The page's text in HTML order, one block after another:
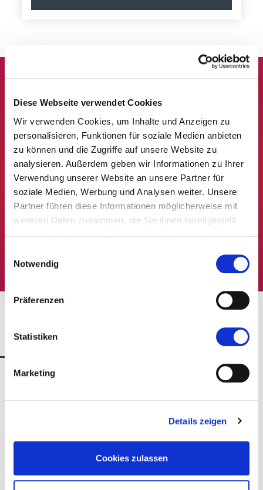
Diese Webseite verwendet Cookies
Wir verwenden Cookies, um Inhalte und Anzeigen zu
personalisieren, Funktionen für soziale Medien anbieten
zu können und die Zugriffe auf unsere Website zu
analysieren. Außerdem geben wir Informationen zu Ihrer
Verwendung unserer Website an unsere Partner für
soziale Medien, Werbung und Analysen weiter. Unsere
Partner führen diese Informationen möglicherweise mit
weiteren Daten zusammen, die Sie ihnen bereitgestellt
Notwendig
Präferenzen
Statistiken
Marketing
Details zeigen
Cookies zulassen
Entdecke die Vorteile
für dein Startup auf
Hotel 2026!
Sowohl als eigenständiger Aussteller als auch
als Mitaussteller, sind die
Teilnahmebedingungen für Startups
besonders interessant. Klicke und entdecke
die Vorteile, die dich erwarten!
Jetzt entdecken
Video Hotel 2025